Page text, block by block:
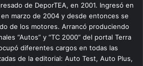
de DeporTEA, en 2001. Ingresó en
marzo de 2004 y desde entonces se
de los motores. Arrancó produciendo
“Autos” y “TC 2000” del portal Terra
diferentes cargos en todas las
de la editorial: Auto Test, Auto Plus,